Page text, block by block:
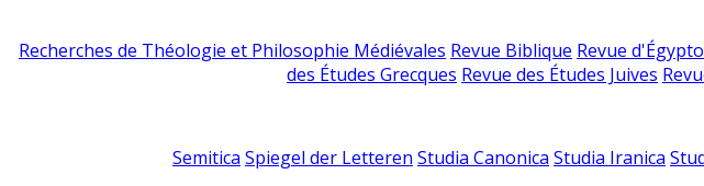
Recherches de Théologie et Philosophie Médiévales Revue Biblique Revue
des Études Grecques Revue des Études Juives
Semitica Spiegel der Letteren Studia Canonica Studia Iranica